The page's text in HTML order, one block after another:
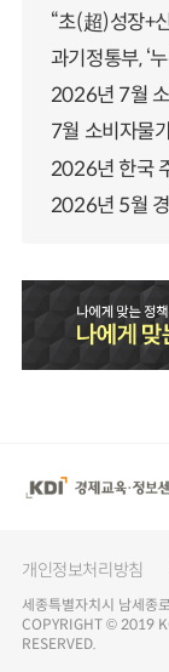
“초(超)성장+
과기정통부, ‘
2026년 7월
7월 소비자물
2026년 한국
2026년 5월
개인정보처리방침
세종특별자치시 남세
COPYRIGHT © 2019
RESERVED.